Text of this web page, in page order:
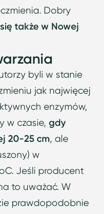
Dobry
także w Nowej
byli w stanie
jak najwięcej
enzymów,
w czasie,gdy
20-25 cm, ale
w
Jeśli producent
to uważać. W
prawdopodobnie